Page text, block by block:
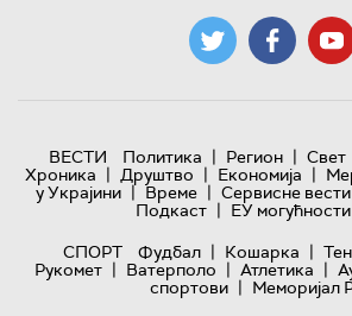
ВЕСТИ Политика | Регион | Свет
Хроника | Друштво | Економија |
у Украјини | Време | Сервисне вести
Подкаст | ЕУ
СПОРТ
Фудбал | Кошарка |
Рукомет | Ватерполо | Атлетика |
спортови | Меморијал